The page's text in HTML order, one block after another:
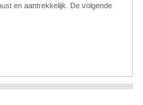
en aantrekkelijk. De volgende